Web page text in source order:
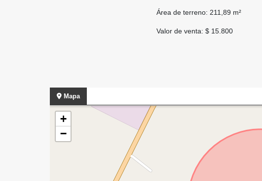
Área de terreno: 211,89 m²
Valor de venta: $ 15.800
Mapa
+
−